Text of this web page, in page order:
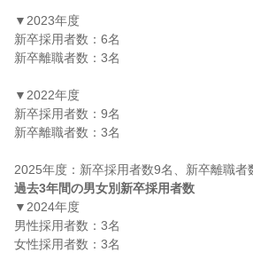
▼2023年度
新卒採用者数：6名
新卒離職者数：3名
▼2022年度
新卒採用者数：9名
新卒離職者数：3名
過去3年間の男女別新卒採用者数
▼2024年度
男性採用者数：3名
女性採用者数：3名